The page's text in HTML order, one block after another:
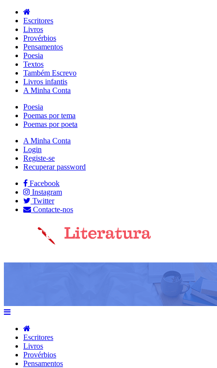
Escritores
Livros
Provérbios
Pensamentos
Poesia
Textos
Também Escrevo
Livros infantis
A Minha Conta
Poesia
Poemas por tema
Poemas por poeta
A Minha Conta
Login
Registe-se
Recuperar password
Facebook
Instagram
Twitter
Contacte-nos
Escritores
Livros
Provérbios
Pensamentos